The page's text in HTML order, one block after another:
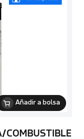
Añadir a bolsa
COMBUSTIBLE